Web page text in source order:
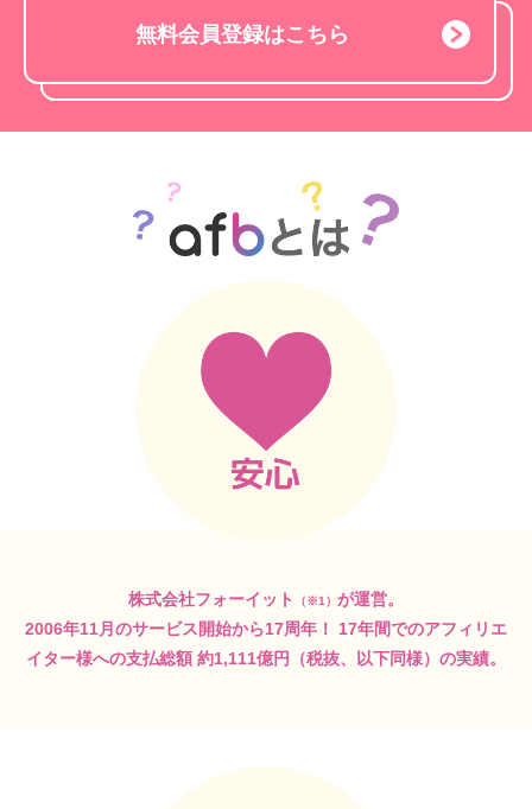
無料会員登録はこちら
株式会社フォーイット （※1） が運営。
2006年11月のサービス開始から17周年！
17年間でのアフィリエ
イター様への支払総額 約1,111億円（税抜、以下同様）の実績。